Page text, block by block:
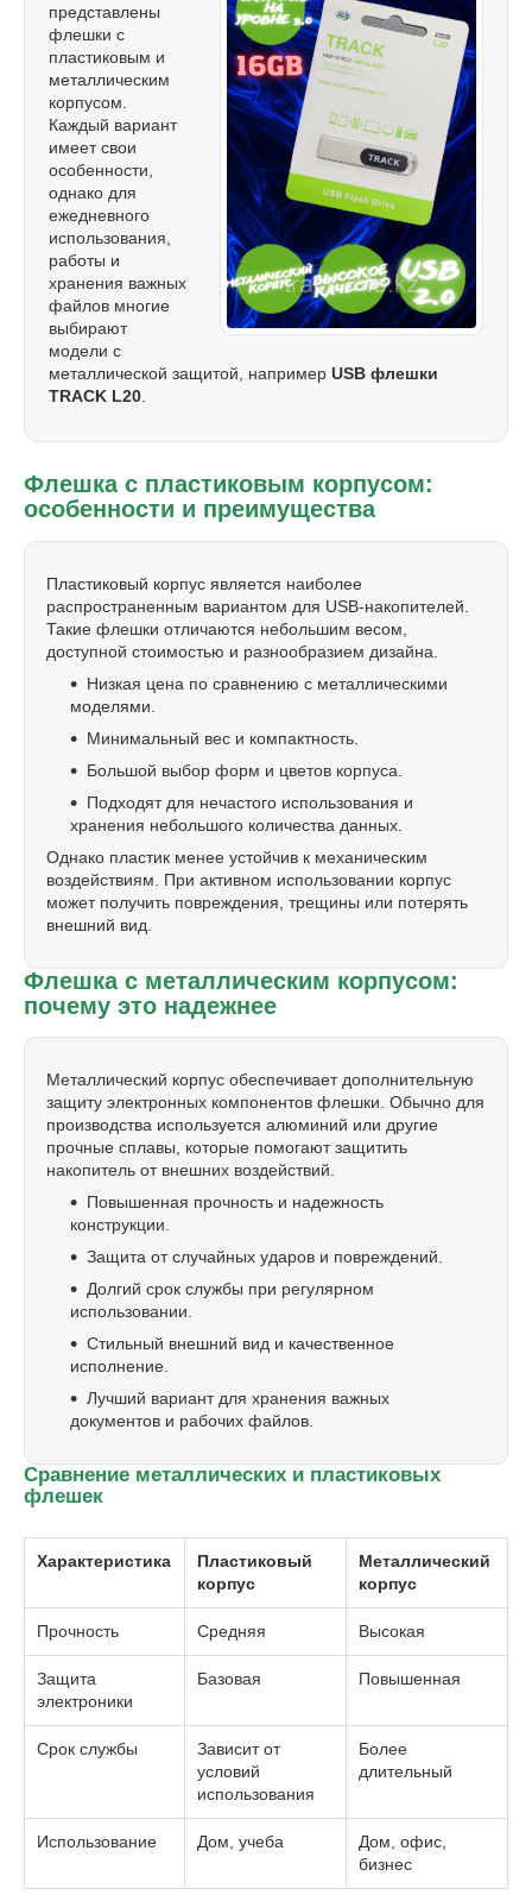
представлены
флешки с
пластиковым и
металлическим
корпусом.
Каждый вариант
имеет свои
особенности,
однако для
ежедневного
использования,
работы и
хранения важных
файлов многие
выбирают
модели с
металлической защитой, например USB флешки
TRACK L20
Флешка с пластиковым корпусом:
особенности и преимущества
Пластиковый корпус является наиболее
распространенным вариантом для USB-накопителей.
Такие флешки отличаются небольшим весом,
доступной стоимостью и разнообразием дизайна.
Низкая цена по сравнению с металлическими
моделями.
Минимальный вес и компактность.
Большой выбор форм и цветов корпуса.
Подходят для нечастого использования и
хранения небольшого количества данных.
Однако пластик менее устойчив к механическим
воздействиям. При активном использовании корпус
может получить повреждения, трещины или потерять
внешний вид.
Флешка с металлическим корпусом:
почему это надежнее
Металлический корпус обеспечивает дополнительную
защиту электронных компонентов флешки. Обычно для
производства используется алюминий или другие
прочные сплавы, которые помогают защитить
накопитель от внешних воздействий.
Повышенная прочность и надежность
конструкции.
Защита от случайных ударов и повреждений.
Долгий срок службы при регулярном
использовании.
Стильный внешний вид и качественное
исполнение.
Лучший вариант для хранения важных
документов и рабочих файлов.
Сравнение металлических и пластиковых
флешек
Характеристика
Пластиковый
корпус
Металлический
корпус
Прочность Средняя Высокая
Защита
электроники
Базовая Повышенная
Срок службы
Зависит от
условий
использования
Более
длительный
Использование Дом, учеба
Дом, офис,
бизнес